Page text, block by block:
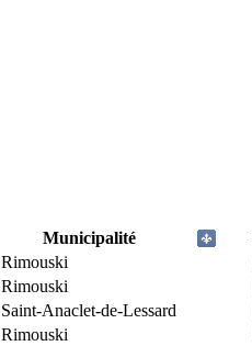
Municipalité
Rimouski
Rimouski
Saint-Anaclet-de-Lessard
Rimouski